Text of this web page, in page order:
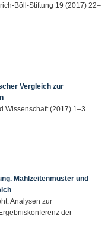
Böll-Stiftung 19 (2017) 22–
Vergleich zur
Wissenschaft (2017) 1–3.
Mahlzeitenmuster und
Analysen zur
der